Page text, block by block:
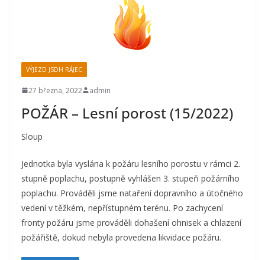
VÝJEZD JSDH RÁJEC
27 března, 2022 admin
POŽÁR – Lesní porost (15/2022)
Sloup
Jednotka byla vyslána k požáru lesního porostu v rámci 2.
stupně poplachu, postupně vyhlášen 3. stupeň požárního
poplachu. Prováděli jsme nataření dopravního a útočného
vedení v těžkém, nepřístupném terénu. Po zachycení
fronty požáru jsme prováděli dohašení ohnisek a chlazení
požářiště, dokud nebyla provedena likvidace požáru.